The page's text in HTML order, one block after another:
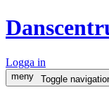
Logga in
meny Toggle